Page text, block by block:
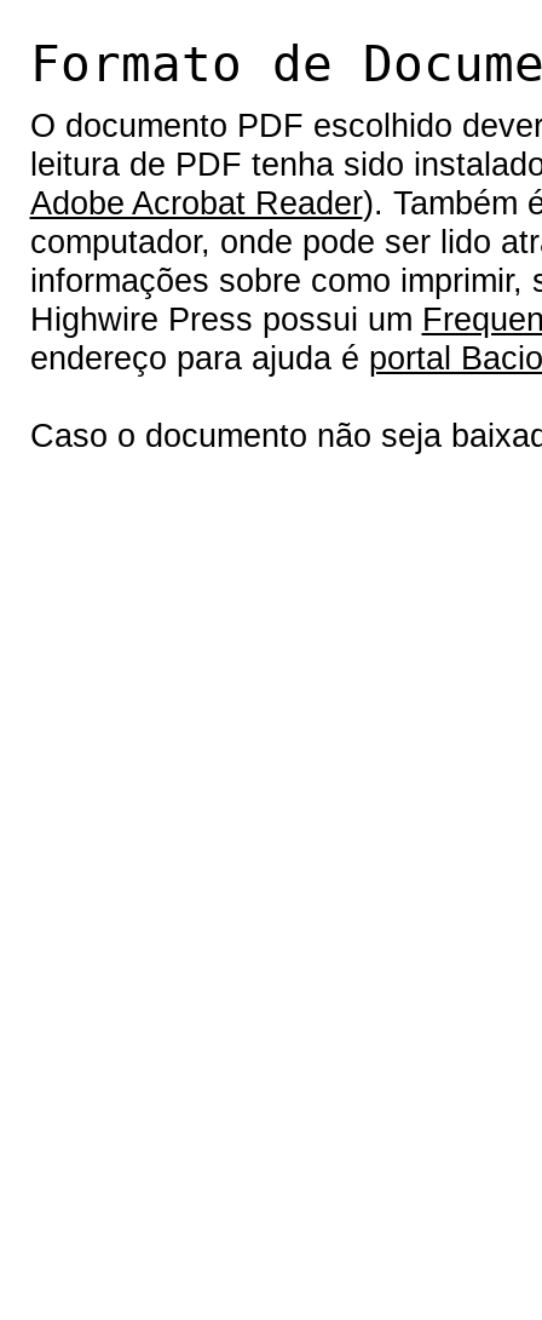
Formato de
O documento PDF escolhido
leitura de PDF tenha sido
Adobe Acrobat Reader). Também
computador, onde pode ser lido
informações sobre como
Highwire Press possui um
endereço para ajuda é portal
Caso o documento não seja